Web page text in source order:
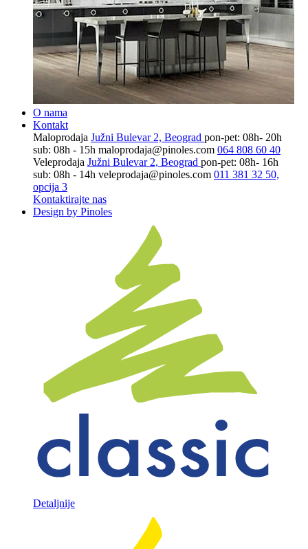
O nama
Kontakt
Maloprodaja Južni Bulevar 2, Beograd pon-pet: 08h- 20h
sub: 08h - 15h maloprodaja@pinoles.com 064 808 60 40
Veleprodaja Južni Bulevar 2, Beograd pon-pet: 08h- 16h
sub: 08h - 14h veleprodaja@pinoles.com 011 381 32 50,
opcija 3
Kontaktirajte nas
Design by Pinoles
Detaljnije